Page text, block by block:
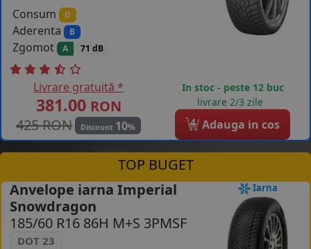
Consum
D
Aderenta B
Zgomot A 71 dB
Livrare gratuită *
381.00 RON
425 RON
Discount 10%
In stoc - peste 12 buc
livrare 2/3 zile
4 Adauga in cos
TOP BUGET
Iarna
Anvelope iarna Imperial
Snowdragon
185/60 R16 86H M+S 3PMSF
DOT 23